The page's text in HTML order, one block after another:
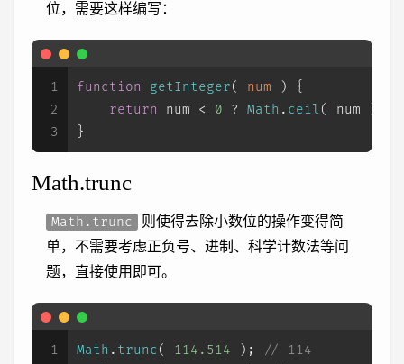
位，需要这样编写：
1
2
3
function getInteger( num
) {
return
num < 0 ? Math . ceil ( num ) :
}
Math.trunc
Math.trunc
则使得去除小数位的操作变得简
单，不需要考虑正负号、进制、科学计数法等问
题，直接使用即可。
1
Math . trunc ( 114.514 );
// 114